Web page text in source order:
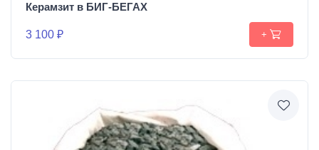
Керамзит в БИГ-БЕГАХ
3 100 ₽ +